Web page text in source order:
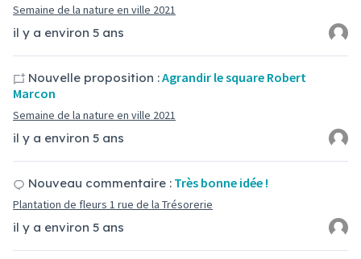
il y a environ 5 ans
Semaine de la nature en ville 2021
il y a environ 5 ans
Nouvelle proposition :Agrandir le square Robert
Marcon
Semaine de la nature en ville 2021
il y a environ 5 ans
Nouveau commentaire : Très bonne idée !
Plantation de fleurs 1 rue de la Trésorerie